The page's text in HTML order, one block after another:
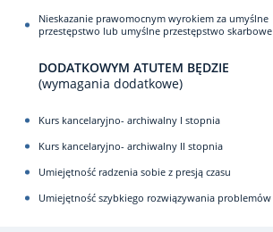
Nieskazanie prawomocnym wyrokiem za umyślne
przestępstwo lub umyślne przestępstwo skarbowe
DODATKOWYM ATUTEM BĘDZIE
(wymagania dodatkowe)
Kurs kancelaryjno- archiwalny I stopnia
Kurs kancelaryjno- archiwalny II stopnia
Umiejętność radzenia sobie z presją czasu
Umiejętność szybkiego rozwiązywania problemów